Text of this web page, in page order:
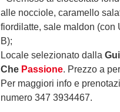
alle nocciole, caramello
fiordilatte, sale maldon (con
B);
Locale selezionato dalla
Che Passione. Prezzo a
Per maggiori info e
numero 347 3934467.